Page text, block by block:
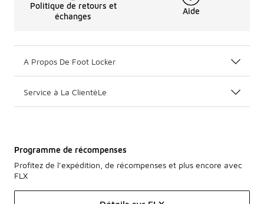
Politique de retours et
échanges
Aide
A Propos De Foot Locker
Service à La ClientèLe
Programme de récompenses
Profitez de l’expédition, de récompenses et plus encore avec
FLX